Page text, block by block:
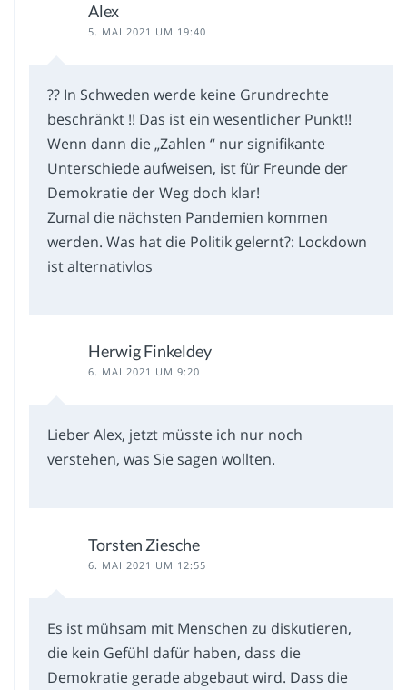
Alex
5. MAI 2021 UM 19:40
?? In Schweden werde keine Grundrechte
beschränkt !! Das ist ein wesentlicher Punkt!!
Wenn dann die „Zahlen “ nur signifikante
Unterschiede aufweisen, ist für Freunde der
Demokratie der Weg doch klar!
Zumal die nächsten Pandemien kommen
werden. Was hat die Politik gelernt?: Lockdown
ist alternativlos
Herwig Finkeldey
6. MAI 2021 UM 9:20
Lieber Alex, jetzt müsste ich nur noch
verstehen, was Sie sagen wollten.
Torsten Ziesche
6. MAI 2021 UM 12:55
Es ist mühsam mit Menschen zu diskutieren,
die kein Gefühl dafür haben, dass die
Demokratie gerade abgebaut wird. Dass die